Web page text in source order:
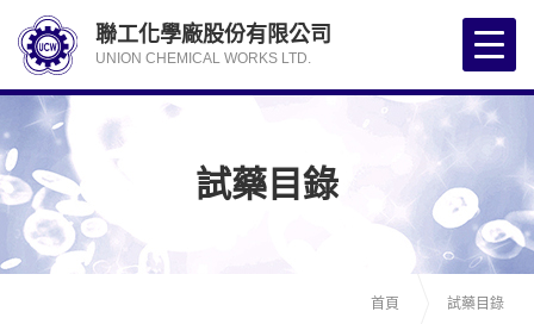
試藥目錄
首頁 試藥目錄
聯工化學廠股份有限公司
UNION CHEMICAL WORKS LTD.